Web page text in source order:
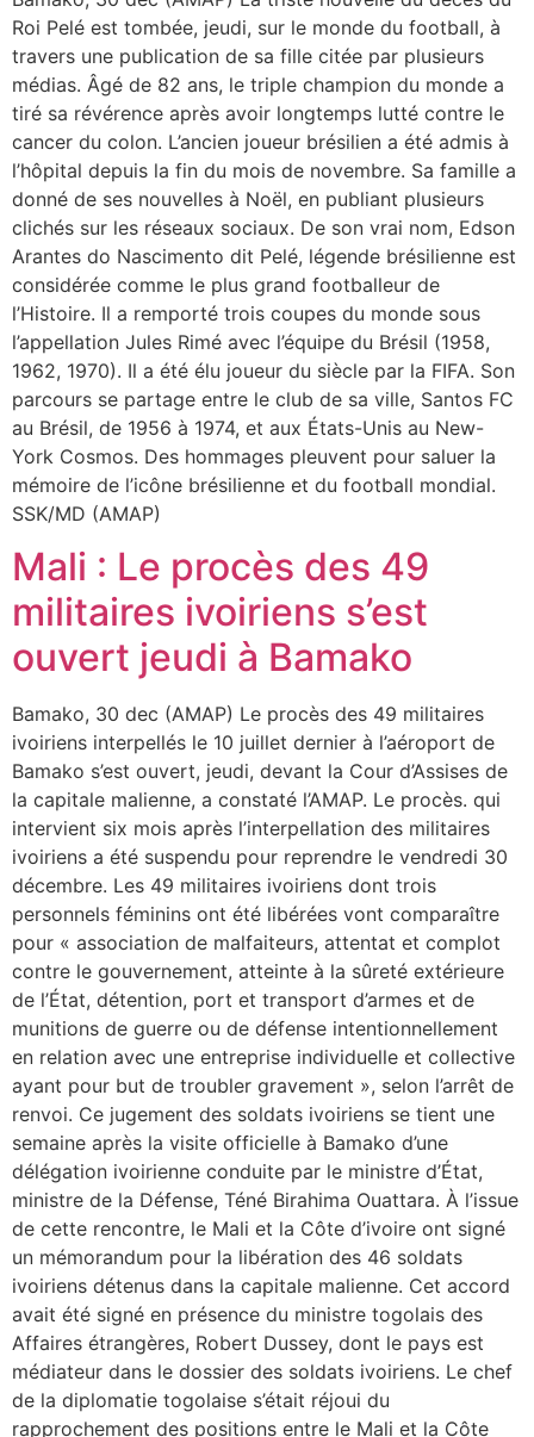
Roi Pelé est tombée, jeudi, sur le monde du football, à
travers une publication de sa fille citée par plusieurs
médias. Âgé de 82 ans, le triple champion du monde a
tiré sa révérence après avoir longtemps lutté contre le
cancer du colon. L’ancien joueur brésilien a été admis à
l’hôpital depuis la fin du mois de novembre. Sa famille a
donné de ses nouvelles à Noël, en publiant plusieurs
clichés sur les réseaux sociaux. De son vrai nom, Edson
Arantes do Nascimento dit Pelé, légende brésilienne est
considérée comme le plus grand footballeur de
l’Histoire. Il a remporté trois coupes du monde sous
l’appellation Jules Rimé avec l’équipe du Brésil (1958,
1962, 1970). Il a été élu joueur du siècle par la FIFA. Son
parcours se partage entre le club de sa ville, Santos FC
au Brésil, de 1956 à 1974, et aux États-Unis au New-
York Cosmos. Des hommages pleuvent pour saluer la
mémoire de l’icône brésilienne et du football mondial.
SSK/MD (AMAP)
Mali : Le procès des 49
militaires ivoiriens s’est
ouvert jeudi à Bamako
Bamako, 30 dec (AMAP) Le procès des 49 militaires
ivoiriens interpellés le 10 juillet dernier à l’aéroport de
Bamako s’est ouvert, jeudi, devant la Cour d’Assises de
la capitale malienne, a constaté l’AMAP. Le procès. qui
intervient six mois après l’interpellation des militaires
ivoiriens a été suspendu pour reprendre le vendredi 30
décembre. Les 49 militaires ivoiriens dont trois
personnels féminins ont été libérées vont comparaître
pour « association de malfaiteurs, attentat et complot
contre le gouvernement, atteinte à la sûreté extérieure
de l’État, détention, port et transport d’armes et de
munitions de guerre ou de défense intentionnellement
en relation avec une entreprise individuelle et collective
ayant pour but de troubler gravement », selon l’arrêt de
renvoi. Ce jugement des soldats ivoiriens se tient une
semaine après la visite officielle à Bamako d’une
délégation ivoirienne conduite par le ministre d’État,
ministre de la Défense, Téné Birahima Ouattara. À l’issue
de cette rencontre, le Mali et la Côte d’ivoire ont signé
un mémorandum pour la libération des 46 soldats
ivoiriens détenus dans la capitale malienne. Cet accord
avait été signé en présence du ministre togolais des
Affaires étrangères, Robert Dussey, dont le pays est
médiateur dans le dossier des soldats ivoiriens. Le chef
de la diplomatie togolaise s’était réjoui du
rapprochement des positions entre le Mali et la Côte